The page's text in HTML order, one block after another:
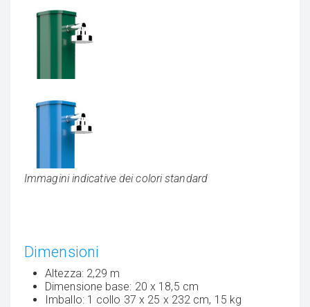
Immagini indicative dei colori standard
Dimensioni
Altezza: 2,29 m
Dimensione base: 20 x 18,5 cm
Imballo: 1 collo 37 x 25 x 232 cm, 15 kg